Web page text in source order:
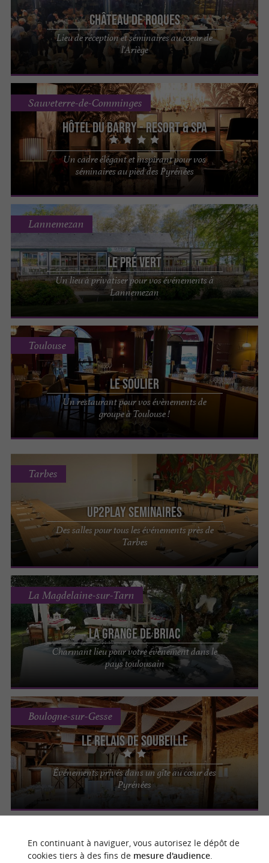
Château de Roques
Lieu de réception et séminaires au coeur de
l'Ariège
Hôtel du Barry - Resort & Spa
Un cadre élégant et inspirant pour vos
séminaires au pied des Pyrénées
Sauveterre-de-Comminges
Le Pré Vert
Un lieu à privatiser pour vos événements à
Lannemezan
Lannemezan
Le Soulier
Un restaurant pour vos évènements de
groupe à Toulouse !
Toulouse
UP2PLAY SEMINAIRES
Des salles pour tous les événements près de
Tarbes
Tarbes
La Grange de Briac
Charmant lieu pour votre évènement dans le
pays toulousain
La Magdelaine-sur-Tarn
Le Relais de Soubeille
Événements privés dans un gîte au cœur des
Pyrénées
Boulogne-sur-Gesse
Saint-Gaudens
En continuant à naviguer, vous autorisez le dépôt de
cookies tiers à des fins de mesure d'audience.